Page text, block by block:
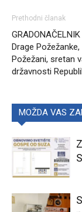
Prethodni članak
Drage Požežanke,
Požežani, sretan
državnosti
MOŽDA VAS